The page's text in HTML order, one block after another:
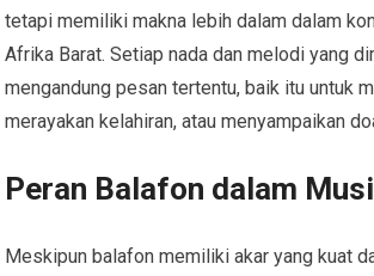
tetapi memiliki makna lebih dalam dalam
Afrika Barat. Setiap nada dan melodi yang
mengandung pesan tertentu, baik itu untuk
merayakan kelahiran, atau menyampaikan
Peran Balafon dalam
Meskipun balafon memiliki akar yang kuat